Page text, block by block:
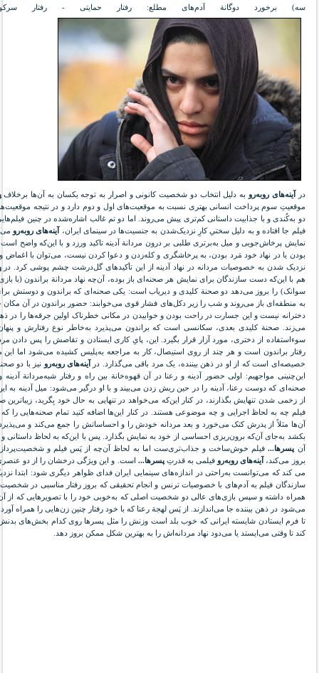
سه) برخورد دوگانة آدم‌های مطلع: رفتار حمایتی - رفتار
در آینه‌های روبه‌رو به دلیل انتخاب دو شخصیت کانونی و اصرار به توجه یکسان به آن‌ها برخلاف
موقعیتِ سوم پرداخت انسانی بهتری نسبت به موقعیت‌های اول و دوم دارد و در نتیجه
دو به‌کُندی و با جذابیت داستانی کم‌تری پیش می‌روند. اما دو تم غالب اشاره‌شده در چنین
فیلم جا افتاده و به دلیل سختیِ کارِ نزدیک‌شدن به جنسیت‌ها در سینمای ایران،
آینه‌های روبه‌رو
نمایش پرخاش‌جویی و میل به‌برتری طلبی بر درون مردانة آدینه تاکید ورزد و با این‌که واضح
بودن یا در نهاد خود مَرد بودن، به پرخاشگری و کله‌زدن و دعوا کردن نیست، می‌توان با اغماض و
نزدیک شدن به خصوصیات مردانه در نهاد آدینه از این تأکید‌های گل‌درشت چشم پوشی کرد. در
هم با این‌که دست سازندگان برای نمایش هر صحنه‌ای باز بوده، آن‌چه نهاد مردانة براندون (با
سوانک) را بروز می‌دهد دو صحنة کلیدی و دیریاب است: یکی صحنه‌ای که براندون و دوستش
به منطقه‌ای باز می‌روند و شب را زیر دکل‌های فشار قوی می‌خوابند: حضور براندون در آن
دخترانه نیست و این جسارت در راحت بودن و خوابیدن در مکانی خطرناک اولین جرقه‌ها را در
می‌زند. صحنة کلیدی بعدی، سکانسی است که براندون می‌پذیرد به‌خاطر نوع رفتارش و
سوءاستفاده از دختری، مورد آزار قرار بگیرد. این، پایِ کاری ایستادن و تقاصش را پس دادن
رفتار براندون است و هر چند از روی استیصال، کار به مراجعه به‌پلیس کشیده می‌شود اما این
خصیصه‌ای است که از او در ذهن بیننده، یک مرد باقی می‌گذارد. در
آینه‌های روبه‌رو نیز با دو
این‌چنینی مواجهیم: اولی حضور آدینه و رعنا در آن قهوه‌خانة بین راه و رفتار شبه‌مردانة
صحنه‌ای که دوست رعنا، آدینه را در حین ریش زدن می‌بیند و با او درگیر می‌شود: میل آدینه به
از زخمی‌ شدن تنهایش بگذارند، در کنار این‌که می‌خواهد در تنهایی به حال خود بِگرید، زیباترین
فیلم چه به لحاظ اجرایی و چه موضوعی هستند. در کنار این‌ها اضافه کنید تمام صحنه‌هایی را که
آن‌ها مثلاً از پدرش کتک می‌خورد و بعد مردانه خودش را و احساساتش را جمع می‌کند و
بکشد به‌جای آن‌که برون‌ریزی احساسی از خود به نمایش بگذارد. پس با این‌که به لحاظ داستانی
آن پسرها...فیلم خوش‌ساخت‌ و جذاب‌تری‌ست اما به لحاظ آن‌چه از پَس فیلم و
بروز می‌کند،
آینه‌های روبه‌رو فیلمی به قدرتِپسرها... است. و این ویژگی درخشان را از دو
می کند که می‌توانست به‌راحتی در اندازه‌های سینمایی ایران فدای ظواهر دیگری شود: ابتدا
سازندگان فیلم به آدم‌های با خصوصیات ترنس و انجام تحقیقی که بروز رفتار مناسبی در شخصیت
همراه داشته و سپس بازی‌های عالی دو شخصیت اصلی که به‌خوبی خود را با تصویرهایی که از
می‌شود در ذهن بیننده جا می‌اندازند. از پَس لهجة رعنا که با خود رفتار چنین زن‌هایی را همراه
تا فرم ایستادن شایسته ایرانی که خوب بلد است وزنش را مثل پسرها روی کدام بخش‌های
کند تا وقتی می‌ایستد یا می‌دود نهاد مردانه‌اش را به بهترین شکل ممکن بروز دهد.